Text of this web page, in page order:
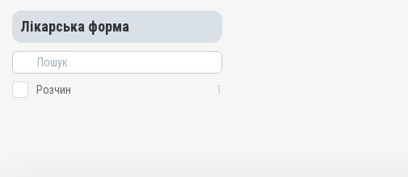
Лікарська форма
Розчин 1